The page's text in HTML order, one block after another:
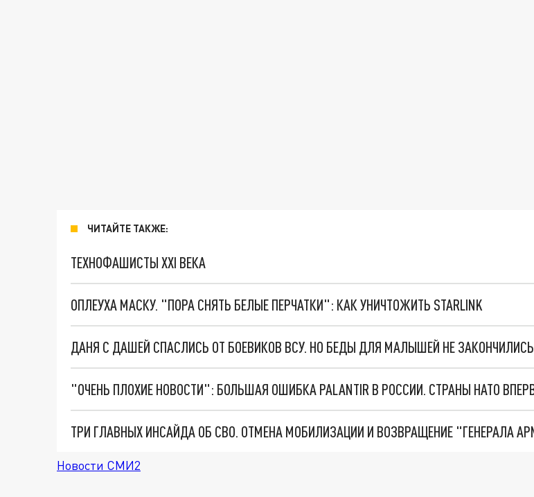
ЧИТАЙТЕ ТАКЖЕ:
ТЕХНОФАШИСТЫ XXI ВЕКА
ОПЛЕУХА МАСКУ. "ПОРА СНЯТЬ БЕЛЫЕ ПЕРЧАТКИ": КАК УНИЧТОЖИТЬ STARLINK
ДАНЯ С ДАШЕЙ СПАСЛИСЬ ОТ БОЕВИКОВ ВСУ. НО БЕДЫ ДЛЯ МАЛЫШЕЙ НЕ ЗАКОНЧИЛИСЬ
Новости СМИ2